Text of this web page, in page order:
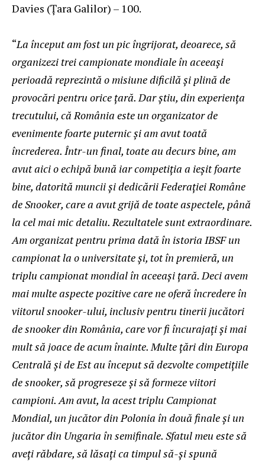
Davies (Țara Galilor) – 100.
“La început am fost un pic îngrijorat, deoarece, să
organizezi trei campionate mondiale în aceeași
perioadă reprezintă o misiune dificilă și plină de
provocări pentru orice țară. Dar știu, din experiența
trecutului, că România este un organizator de
evenimente foarte puternic și am avut toată
încrederea. Într-un final, toate au decurs bine, am
avut aici o echipă bună iar competiția a ieșit foarte
bine, datorită muncii și dedicării Federației Române
de Snooker, care a avut grijă de toate aspectele, până
la cel mai mic detaliu. Rezultatele sunt extraordinare.
Am organizat pentru prima dată în istoria IBSF un
campionat la o universitate și, tot în premieră, un
triplu campionat mondial în aceeași țară. Deci avem
mai multe aspecte pozitive care ne oferă încredere în
viitorul snooker-ului, inclusiv pentru tinerii jucători
de snooker din România, care vor fi încurajați și mai
mult să joace de acum înainte. Multe țări din Europa
Centrală și de Est au început să dezvolte competițiile
de snooker, să progreseze și să formeze viitori
campioni. Am avut, la acest triplu Campionat
Mondial, un jucător din Polonia în două finale și un
jucător din Ungaria în semifinale. Sfatul meu este să
aveți răbdare, să lăsați ca timpul să-și spună